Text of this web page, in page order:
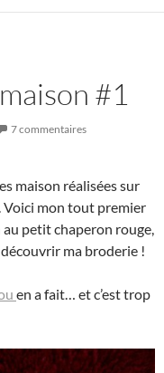
#1
7 commentaires
maison réalisées sur
Voici mon tout premier
petit chaperon rouge,
ma broderie !
en a fait… et c’est trop